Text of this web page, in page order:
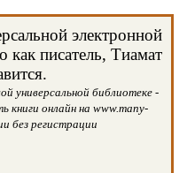
электронной
как писатель, Тиамат
универсальной библиотеке -
книги онлайн на www.many-
без регистрации